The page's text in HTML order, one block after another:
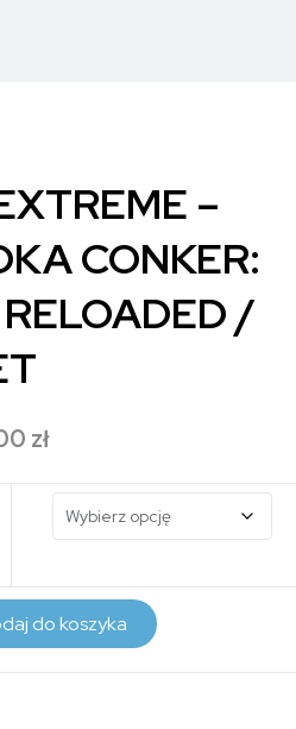
–
CONKER:
/
zł
cena
wynosi:
do koszyka